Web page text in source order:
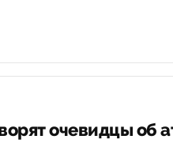
очевидцы об